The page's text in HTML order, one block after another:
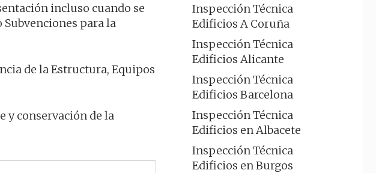
incluso cuando se
para la
de la Estructura, Equipos
y conservación de la
Inspección Técnica
Edificios A Coruña
Inspección Técnica
Edificios Alicante
Inspección Técnica
Edificios Barcelona
Inspección Técnica
Edificios en Albacete
Inspección Técnica
Edificios en Burgos